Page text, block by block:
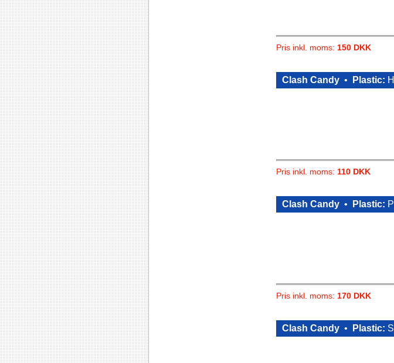
Pris inkl. moms: 150 DKK
Clash Candy • Plastic:
Pris inkl. moms: 110 DKK
Clash Candy • Plastic:
Pris inkl. moms: 170 DKK
Clash Candy • Plastic: